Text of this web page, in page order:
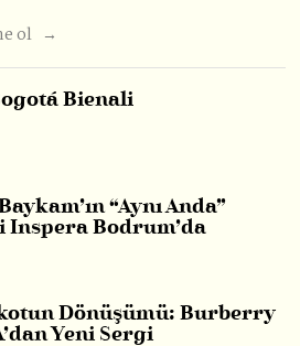
ol →
Bienali
“Aynı Anda”
Inspera Bodrum’da
Dönüşümü: Burberry
Yeni Sergi